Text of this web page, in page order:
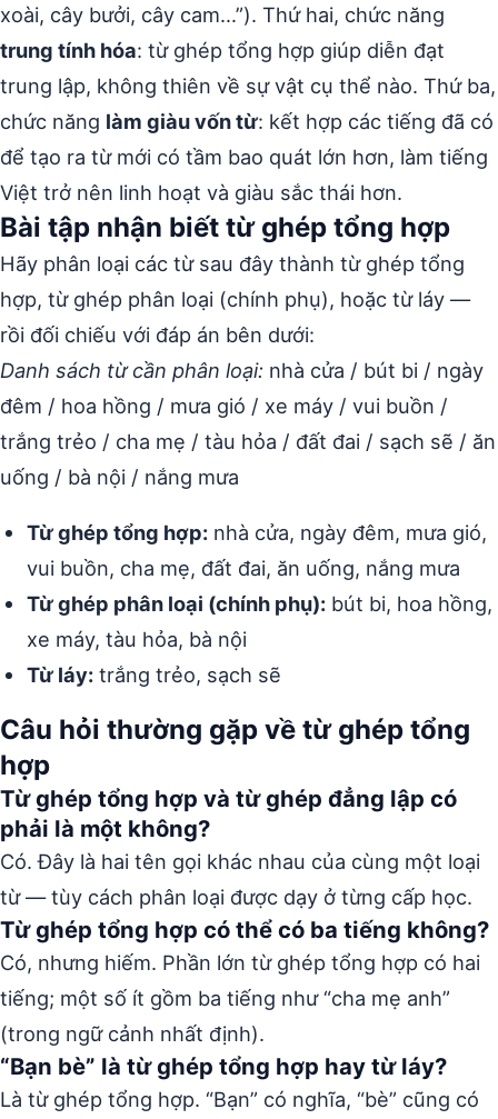
xoài, cây bưởi, cây cam…”). Thứ hai, chức năng
trung tính hóa: từ ghép tổng hợp giúp diễn đạt
trung lập, không thiên về sự vật cụ thể nào. Thứ ba,
chức năng làm giàu vốn từ: kết hợp các tiếng đã có
để tạo ra từ mới có tầm bao quát lớn hơn, làm tiếng
Việt trở nên linh hoạt và giàu sắc thái hơn.
Bài tập nhận biết từ ghép tổng hợp
Hãy phân loại các từ sau đây thành từ ghép tổng
hợp, từ ghép phân loại (chính phụ), hoặc từ láy —
rồi đối chiếu với đáp án bên dưới:
Danh sách từ cần phân loại: nhà cửa / bút bi / ngày
đêm / hoa hồng / mưa gió / xe máy / vui buồn /
trắng trẻo / cha mẹ / tàu hỏa / đất đai / sạch sẽ / ăn
uống / bà nội / nắng mưa
Từ ghép tổng hợp: nhà cửa, ngày đêm, mưa gió,
vui buồn, cha mẹ, đất đai, ăn uống, nắng mưa
Từ ghép phân loại (chính phụ): bút bi, hoa hồng,
xe máy, tàu hỏa, bà nội
Từ láy: trắng trẻo, sạch sẽ
Câu hỏi thường gặp về từ ghép tổng
hợp
Từ ghép tổng hợp và từ ghép đẳng lập có
phải là một không?
Có. Đây là hai tên gọi khác nhau của cùng một loại
từ — tùy cách phân loại được dạy ở từng cấp học.
Từ ghép tổng hợp có thể có ba tiếng không?
Có, nhưng hiếm. Phần lớn từ ghép tổng hợp có hai
tiếng; một số ít gồm ba tiếng như “cha mẹ anh”
(trong ngữ cảnh nhất định).
“Bạn bè” là từ ghép tổng hợp hay từ láy?
Là từ ghép tổng hợp. “Bạn” có nghĩa, “bè” cũng có